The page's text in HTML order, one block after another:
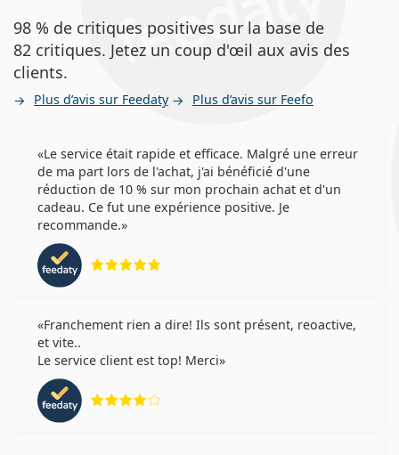
98 % de critiques positives sur la base de
82 critiques. Jetez un coup d'œil aux avis des
clients.
Plus d’avis sur Feedaty Plus d’avis sur Feefo
Le service était rapide et efficace. Malgré une erreur
de ma part lors de l'achat, j'ai bénéficié d'une
réduction de 10 % sur mon prochain achat et d'un
cadeau. Ce fut une expérience positive. Je
recommande.
Franchement rien a dire! Ils sont présent, reoactive,
et vite..
Le service client est top! Merci